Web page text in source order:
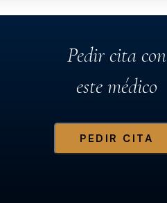
Pedir cita con
este médico
PEDIR CITA